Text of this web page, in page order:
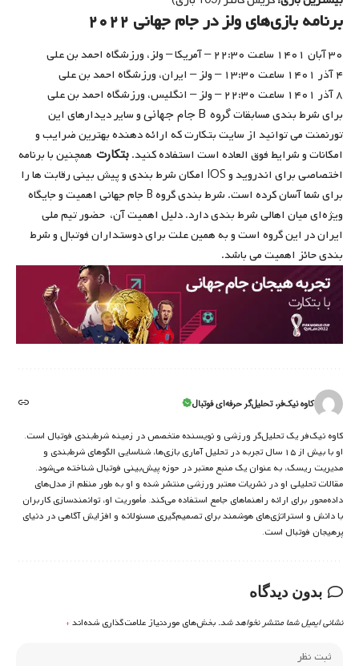
برنامه بازی‌های ولز در جام جهانی ۲۰۲۲
۳۰ آبان ۱۴۰۱ ساعت ۲۲:۳۰ – آمریکا – ولز، ورزشگاه احمد بن علی
۴ آذر ۱۴۰۱ ساعت ۱۳:۳۰ – ولز – ایران، ورزشگاه احمد بن علی
۸ آذر ۱۴۰۱ ساعت ۲۲:۳۰ – ولز – انگلیس، ورزشگاه احمد بن علی
برای شرط بندی مسابقاتگروه B جام جهانی
و سایر دیدارهای این
تورنمنت می توانید از سایت بتکارت که ارائه دهنده بهترین ضرایب و
امکانات و شرایط فوق العاده است استفاده کنید.بتکارت همچنین با برنامه
اختصاصی برای اندروید و IOS امکان شرط بندی و پیش بینی رقابت ها را
برای شما آسان کرده است. شرط بندی گروه B جام جهانی اهمیت و جایگاه
ویژه‌ای میان اهالی شرط بندی دارد. دلیل اهمیت آن، حضور تیم ملی
ایران در این گروه است و به همین علت برای دوستداران فوتبال و شرط
بندی حائز اهمیت می باشد.
کاوه نیک‌فر، تحلیل‌گر حرفه‌ای فوتبال
کاوه نیک‌فر یک تحلیل‌گر ورزشی و نویسنده متخصص در زمینه شرط‌بندی فوتبال است.
او با بیش از ۱۵ سال تجربه در تحلیل آماری بازی‌ها، شناسایی الگوهای شرط‌بندی و
مدیریت ریسک، به عنوان یک منبع معتبر در حوزه پیش‌بینی فوتبال شناخته می‌شود.
مقالات تحلیلی او در نشریات معتبر ورزشی منتشر شده و او به طور منظم از مدل‌های
داده‌محور برای ارائه راهنماهای جامع استفاده می‌کند. مأموریت او، توانمندسازی کاربران
با دانش و استراتژی‌های هوشمند برای تصمیم‌گیری مسئولانه و افزایش آگاهی در دنیای
پرهیجان فوتبال است.
بدون دیدگاه
نشانی ایمیل شما منتشر نخواهد شد. بخش‌های موردنیاز علامت‌گذاری شده‌اند*